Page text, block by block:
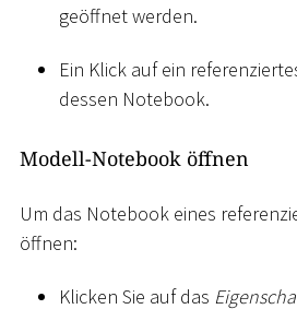
geöffnet werden.
Ein Klick auf ein
dessen Notebook.
Modell-Notebook öffnen
Um das Notebook eines
öffnen:
Klicken Sie auf das